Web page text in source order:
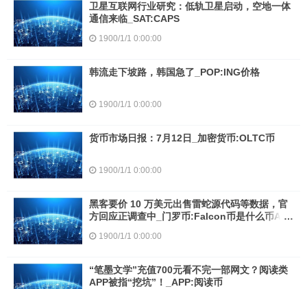
卫星互联网行业研究：低轨卫星启动，空地一体
通信来临_SAT:CAPS
1900/1/1 0:00:00
韩流走下坡路，韩国急了_POP:ING价格
1900/1/1 0:00:00
货币市场日报：7月12日_加密货币:OLTC币
1900/1/1 0:00:00
黑客要价 10 万美元出售雷蛇源代码等数据，官
方回应正调查中_门罗币:Falcon币是什么币API
1900/1/1 0:00:00
“笔墨文学”充值700元看不完一部网文？阅读类
APP被指“挖坑”！_APP:阅读币